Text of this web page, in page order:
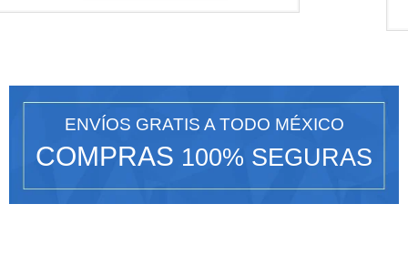
ENVÍOS GRATIS A TODO MÉXICO
COMPRAS 100% SEGURAS